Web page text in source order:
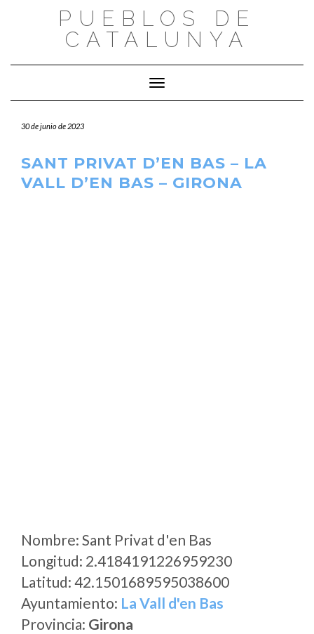
PUEBLOS DE
CATALUNYA
Cambiar modo de navegación
30 de junio de 2023
SANT PRIVAT D’EN BAS – LA
VALL D’EN BAS – GIRONA
Nombre: Sant Privat d'en Bas
Longitud: 2.4184191226959230
Latitud: 42.1501689595038600
Ayuntamiento: La Vall d'en Bas
Provincia: Girona